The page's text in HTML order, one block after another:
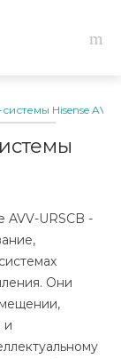
Hisense AVV-
AVV-URSCB -
Они
и